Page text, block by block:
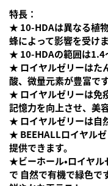
特長：
★ 10-HDAは異なる植
蜂によって影響を受けま
★ 10-HDAの範囲は1.4
★ ロイヤルゼリーはた
酸、微量元素が豊富です
★ ロイヤルゼリーは免
記憶力を向上させ、美
★ ロイヤルゼリーは自
★ BEEHALLロイヤル
提供できます。
★ビーホール・ロイヤ
で 自然で有機で緑色で